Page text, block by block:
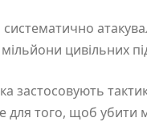
цивільних
застосовують
для того, щоб убити